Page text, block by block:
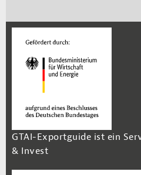
GTAI-Exportguide ist ein
& Invest